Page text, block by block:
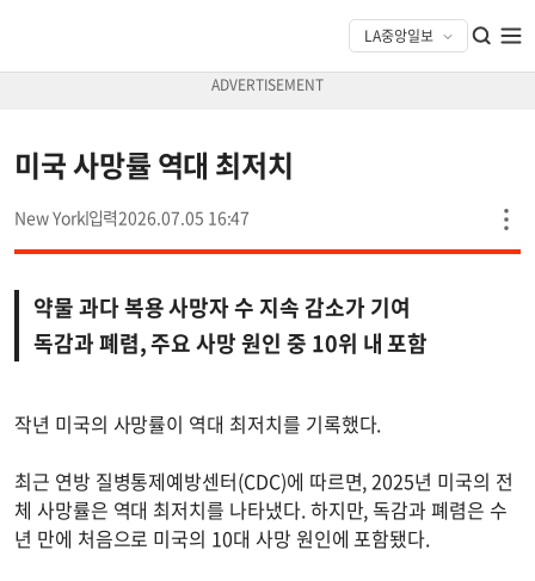
미국 사망률 역대 최저치
New York 2026.07.05 16:47
약물 과다 복용 사망자 수 지속 감소가 기여
독감과 폐렴, 주요 사망 원인 중 10위 내 포함
작년 미국의 사망률이 역대 최저치를 기록했다.
최근 연방 질병통제예방센터(CDC)에 따르면, 2025년 미국의 전
체 사망률은 역대 최저치를 나타냈다. 하지만, 독감과 폐렴은 수
년 만에 처음으로 미국의 10대 사망 원인에 포함됐다.